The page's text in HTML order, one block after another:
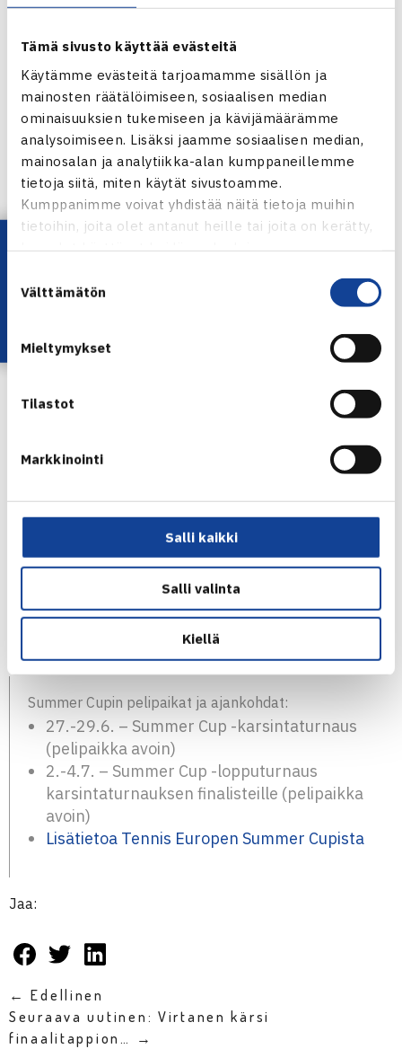
Tämä sivusto käyttää evästeitä
Käytämme evästeitä tarjoamamme sisällön ja
mainosten räätälöimiseen, sosiaalisen median
ominaisuuksien tukemiseen ja kävijämäärämme
analysoimiseen. Lisäksi jaamme sosiaalisen median,
mainosalan ja analytiikka-alan kumppaneillemme
tietoja siitä, miten käytät sivustoamme.
Kumppanimme voivat yhdistää näitä tietoja muihin
tietoihin, joita olet antanut heille tai joita on kerätty,
kun olet käyttänyt heidän palvelujaan.
valinta
Välttämätön
Mieltymykset
Tilastot
Markkinointi
Salli kaikki
Salli valinta
Kiellä
Alkulohkoista välieriin selvisivät Paldanius, Lagerbohm,
Korsström ja Keinonen. Välierien voittajille oli luvassa
maajoukkuepaikat Summer Cupiin. Nämä paikat siis
nappasivat suorilla kahden erien voitoilla Paldanius ja
Lagerbohm. Pronssiottelussa oli panoksena varapelaajan
Oskari Paldanius – Niklas Korsström 6-2, 6-1
Viikko sitten selvitettiin tyttöjen joukkue, johon paikkansa
pelasivatNuppu Palm(Smash),Iida Heinonen(HLK) ja
(HVS). Lue lisää
Summer Cupin pelipaikat ja ajankohdat:
27.-29.6. – Summer Cup -karsintaturnaus
(pelipaikka avoin)
2.-4.7. – Summer Cup -lopputurnaus
karsintaturnauksen finalisteille (pelipaikka
avoin)
Lisätietoa Tennis Europen Summer Cupista
Jaa:
← Edellinen
Seuraava uutinen: Virtanen kärsi
finaalitappion… →
Lataa OmaTennis!